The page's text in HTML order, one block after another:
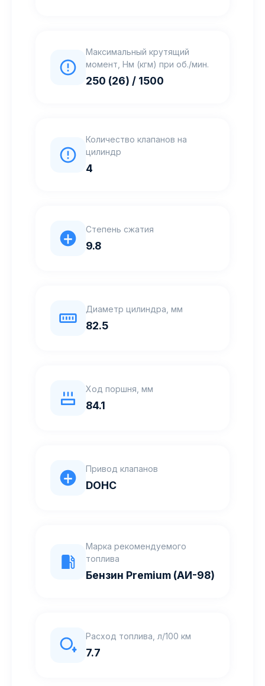
Максимальный крутящий
момент, Нм (кгм) при об./мин.
250 (26) / 1500
Количество клапанов на
цилиндр
4
Степень сжатия
9.8
Диаметр цилиндра, мм
82.5
Ход поршня, мм
84.1
Привод клапанов
DOHC
Марка рекомендуемого
топлива
Бензин Premium (АИ-98)
Расход топлива, л/100 км
7.7